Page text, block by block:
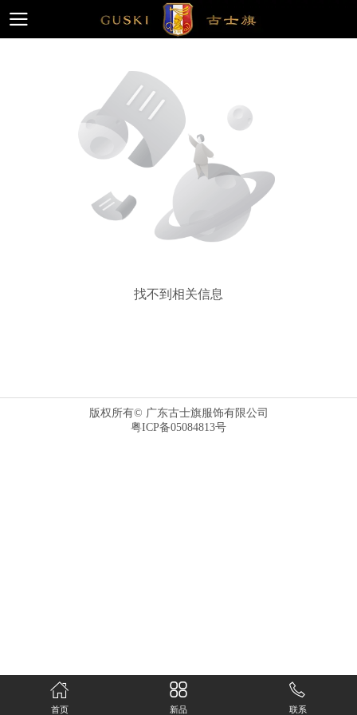
找不到相关信息
版权所有© 广东古士旗服饰有限公司
粤ICP备05084813号
首页 新品 联系